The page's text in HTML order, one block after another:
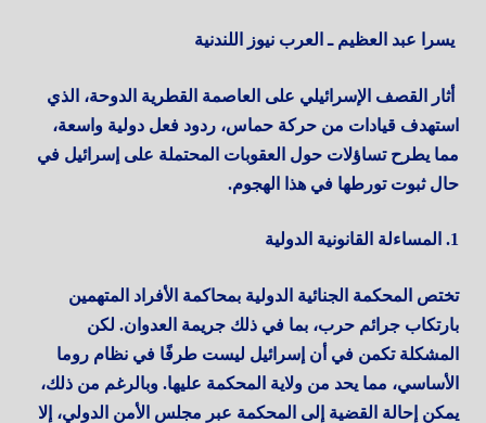
يسرا عبد العظيم ـ العرب نيوز اللندنية
أثار القصف الإسرائيلي على العاصمة القطرية الدوحة، الذي
استهدف قيادات من حركة حماس، ردود فعل دولية واسعة،
مما يطرح تساؤلات حول العقوبات المحتملة على إسرائيل في
حال ثبوت تورطها في هذا الهجوم.
1. المساءلة القانونية الدولية
تختص المحكمة الجنائية الدولية بمحاكمة الأفراد المتهمين
بارتكاب جرائم حرب، بما في ذلك جريمة العدوان. لكن
المشكلة تكمن في أن إسرائيل ليست طرفًا في نظام روما
الأساسي، مما يحد من ولاية المحكمة عليها. وبالرغم من ذلك،
يمكن إحالة القضية إلى المحكمة عبر مجلس الأمن الدولي، إلا